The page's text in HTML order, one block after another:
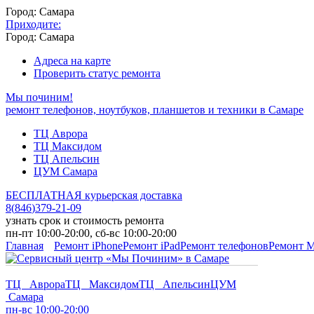
Город: Самара
Приходите:
Город: Самара
Адреса на карте
Проверить статус ремонта
Мы починим!
ремонт телефонов, ноутбуков, планшетов и техники в Самаре
ТЦ Аврора
ТЦ Максидом
ТЦ Апельсин
ЦУМ Самара
БЕСПЛАТНАЯ курьерская доставка
8(846)379-21-09
узнать срок и стоимость ремонта
пн-пт 10:00-20:00, сб-вс 10:00-20:00
Главная
Ремонт iPhoneРемонт iPadРемонт телефоновРемонт
ТЦ АврораТЦ МаксидомТЦ АпельсинЦУМ
Самара
пн-вс 10:00-20:00